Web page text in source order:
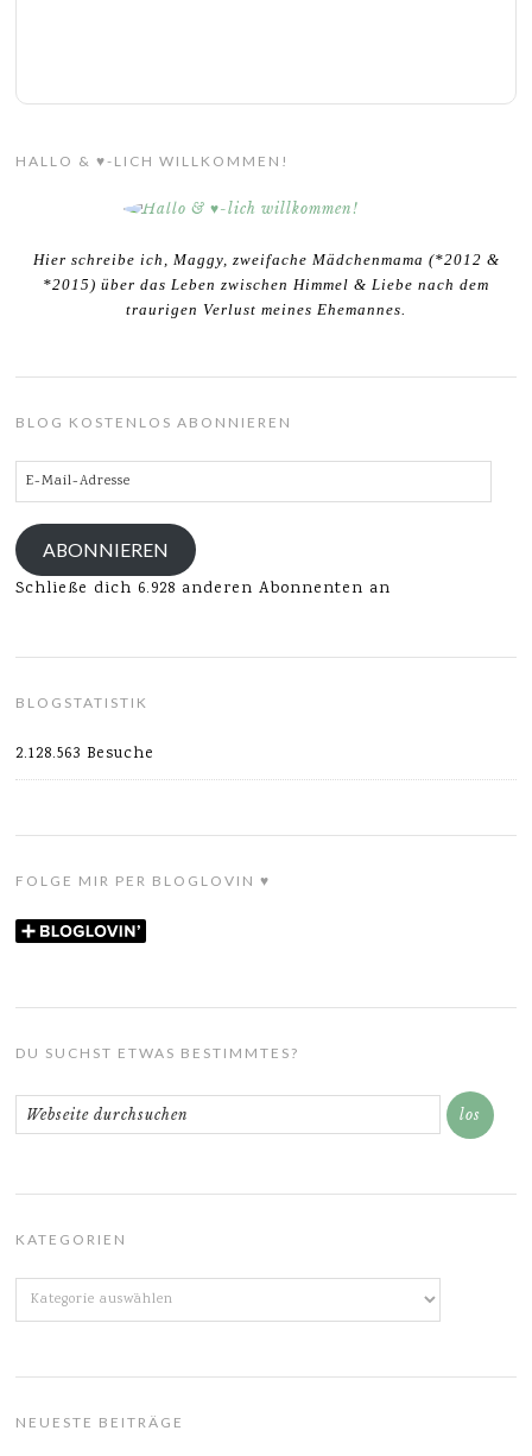
HALLO & ♥-LICH WILLKOMMEN!
Hier schreibe ich, Maggy, zweifache Mädchenmama (*2012 &
*2015) über das Leben zwischen Himmel & Liebe nach dem
traurigen Verlust meines Ehemannes.
BLOG KOSTENLOS ABONNIEREN
E-
Mail-
Adresse
ABONNIEREN
Schließe dich 6.928 anderen Abonnenten an
BLOGSTATISTIK
2.128.563 Besuche
FOLGE MIR PER BLOGLOVIN ♥
DU SUCHST ETWAS BESTIMMTES?
KATEGORIEN
Kategorien
NEUESTE BEITRÄGE